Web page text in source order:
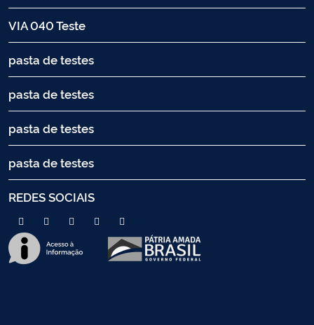
VIA 040 Teste
pasta de testes
pasta de testes
pasta de testes
pasta de testes
REDES SOCIAIS